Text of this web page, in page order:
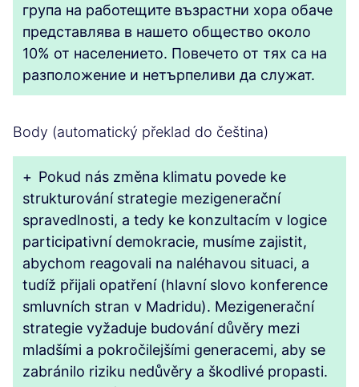
група на работещите възрастни хора обаче
представлява в нашето общество около
10% от населението. Повечето от тях са на
разположение и нетърпеливи да служат.
Body (automatický překlad do čeština)
+ Pokud nás změna klimatu povede ke
strukturování strategie mezigenerační
spravedlnosti, a tedy ke konzultacím v logice
participativní demokracie, musíme zajistit,
abychom reagovali na naléhavou situaci, a
tudíž přijali opatření (hlavní slovo konference
smluvních stran v Madridu). Mezigenerační
strategie vyžaduje budování důvěry mezi
mladšími a pokročilejšími generacemi, aby se
zabránilo riziku nedůvěry a škodlivé propasti.